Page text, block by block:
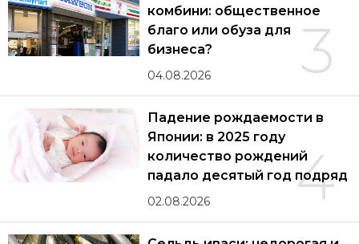
3
комбини: общественное
благо или обуза для
бизнеса?
04.08.2026
4
Падение рождаемости в
Японии: в 2025 году
количество рождений
падало десятый год подряд
02.08.2026